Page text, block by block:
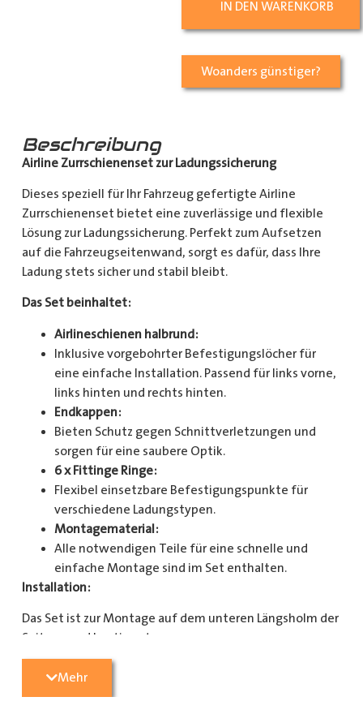
IN DEN WARENKORB
Woanders günstiger?
Beschreibung
Airline Zurrschienenset zur Ladungssicherung
Dieses speziell für Ihr Fahrzeug gefertigte Airline
Zurrschienenset bietet eine zuverlässige und flexible
Lösung zur Ladungssicherung. Perfekt zum Aufsetzen
auf die Fahrzeugseitenwand, sorgt es dafür, dass Ihre
Ladung stets sicher und stabil bleibt.
Das Set beinhaltet:
Airlineschienen halbrund:
Inklusive vorgebohrter Befestigungslöcher für
eine einfache Installation. Passend für links vorne,
links hinten und rechts hinten.
Endkappen:
Bieten Schutz gegen Schnittverletzungen und
sorgen für eine saubere Optik.
6 x Fittinge Ringe:
Flexibel einsetzbare Befestigungspunkte für
verschiedene Ladungstypen.
Montagematerial:
Alle notwendigen Teile für eine schnelle und
einfache Montage sind im Set enthalten.
Installation:
Das Set ist zur Montage auf dem unteren Längsholm der
Seitenwand bestimmt.
Mit diesem Zurrschienenset verbessern Sie die
Mehr